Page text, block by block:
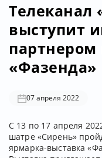
07 апреля 2022
Телеканал
выступит
«Фазенда»
С 13 по 17 апреля
шатре «Сирень»
ярмарка-выставка